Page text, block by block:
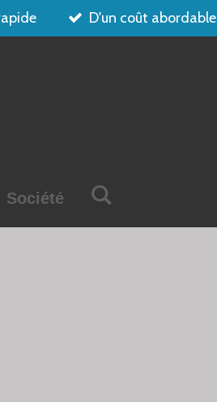
D'un coût abordable
Société